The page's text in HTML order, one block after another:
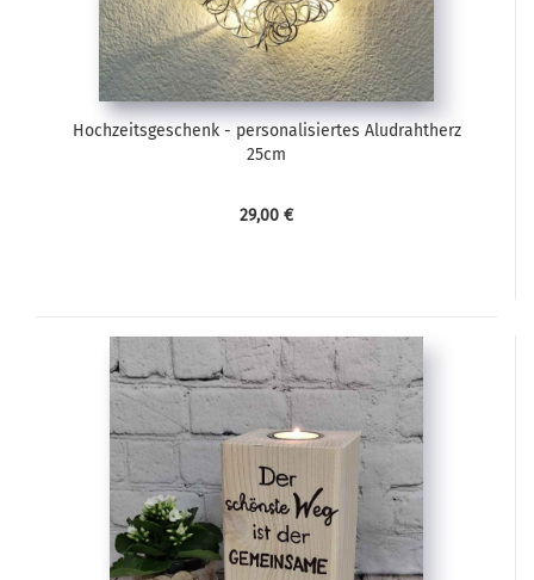
Hochzeitsgeschenk - personalisiertes Aludrahtherz
25cm
29,00 €